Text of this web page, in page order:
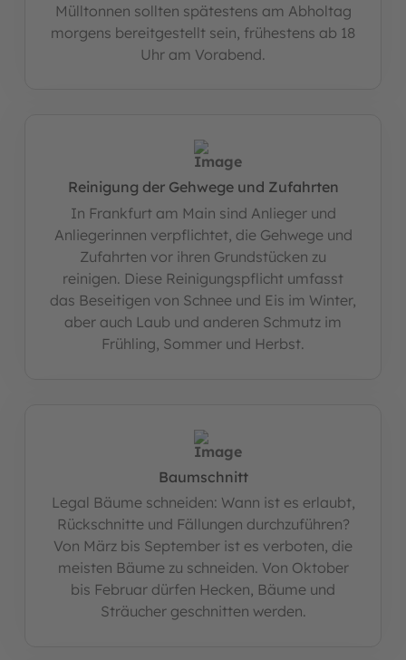
Mülltonnen sollten spätestens am Abholtag
morgens bereitgestellt sein, frühestens ab 18
Uhr am Vorabend.
Reinigung der Gehwege und Zufahrten
In Frankfurt am Main sind Anlieger und
Anliegerinnen verpflichtet, die Gehwege und
Zufahrten vor ihren Grundstücken zu
reinigen. Diese Reinigungspflicht umfasst
das Beseitigen von Schnee und Eis im Winter,
aber auch Laub und anderen Schmutz im
Frühling, Sommer und Herbst.
Baumschnitt
Legal Bäume schneiden: Wann ist es erlaubt,
Rückschnitte und Fällungen durchzuführen?
Von März bis September ist es verboten, die
meisten Bäume zu schneiden. Von Oktober
bis Februar dürfen Hecken, Bäume und
Sträucher geschnitten werden.